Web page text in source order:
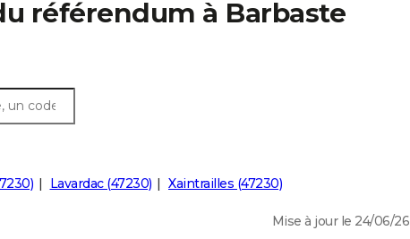
référendum à Barbaste
Lavardac (47230) Xaintrailles (47230)
Mise à jour le 24/06/26